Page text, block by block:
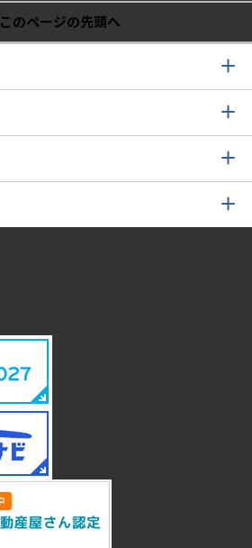
このページの先頭へ